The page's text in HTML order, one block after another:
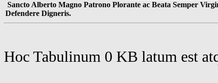
Sancto Alberto Magno Patrono Plorante ac Beata Semper
Defendere Digneris.
Hoc Tabulinum 0 KB latum est